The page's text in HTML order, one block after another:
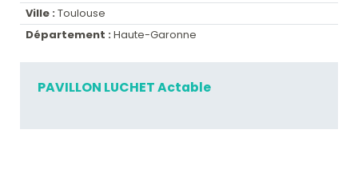
Ville : Toulouse
Département : Haute-Garonne
PAVILLON LUCHET Actable